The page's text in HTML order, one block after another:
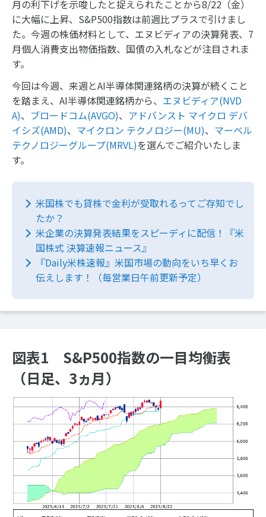
月の利下げを示唆したと捉えられたことから8/22（金）
に大幅に上昇、S&P500指数は前週比プラスで引けまし
た。今週の株価材料として、エヌビディアの決算発表、7
月個人消費支出物価指数、国債の入札などが注目されま
す。
今回は今週、来週とAI半導体関連銘柄の決算が続くこと
を踏まえ、AI半導体関連銘柄から、 エヌビディア(NVD
A)、 ブロードコム(AVGO)、 アドバンスト マイクロ デバ
イシズ(AMD)、 マイクロン テクノロジー(MU)、 マーベル
テクノロジーグループ(MRVL)を選んでご紹介いたしま
す。
米国株でも貸株で金利が受取れるってご存知でし
たか？
米企業の決算発表結果をスピーディに配信！『米
国株式 決算速報ニュース』
『Daily米株速報』米国市場の動向をいち早くお
伝えします！（毎営業日午前更新予定）
図表1 S&P500指数の一目均衡表
（日足、3ヵ月）